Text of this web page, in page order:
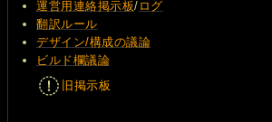
運営用連絡掲示板/ ログ
翻訳ルール
デザイン/構成の議論
ビルド欄議論
旧掲示板